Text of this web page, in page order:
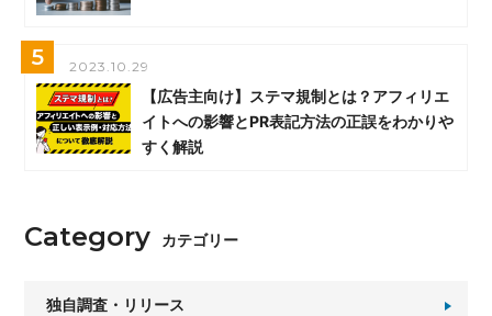
5 2023.10.29
【広告主向け】ステマ規制とは？アフィリエ
イトへの影響とPR表記方法の正誤をわかりや
すく解説
Category カテゴリー
独自調査・リリース